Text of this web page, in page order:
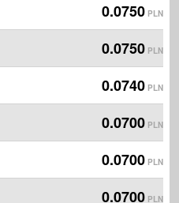
0.0750 PLN
0.0750 PLN
0.0740 PLN
0.0700 PLN
0.0700 PLN
0.0700 PLN